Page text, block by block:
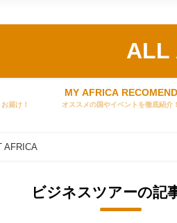
ALL
届け！
MY AFRICA RECOMEND
オススメの国やイベントを徹底紹介！
AFRICA
ビジネスツアーの記